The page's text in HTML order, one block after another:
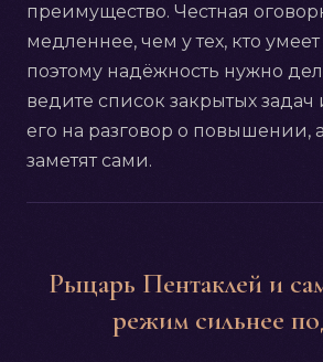
преимущество. Честная
медленнее, чем у тех, кто
поэтому надёжность нужно
ведите список закрытых
его на разговор о повышении,
заметят сами.
Рыцарь Пентаклей и
режим сильнее